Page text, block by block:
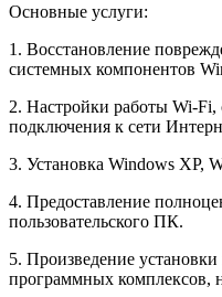
Основные услуги:
1. Восстановление
системных компонентов
2. Настройки работы Wi-Fi,
подключения к сети
3. Установка Windows XP,
4. Предоставление
пользовательского ПК.
5. Произведение
программных комплексов,